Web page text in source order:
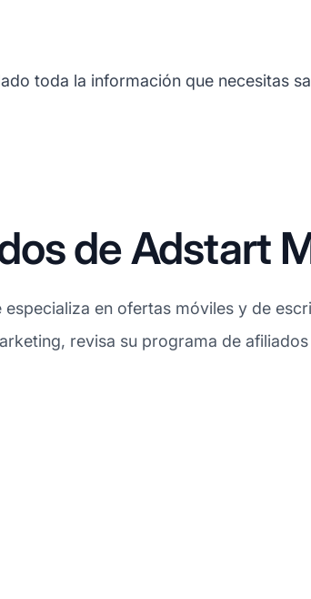
toda la información que necesitas
de Adstart
en ofertas móviles y de
revisa su programa de